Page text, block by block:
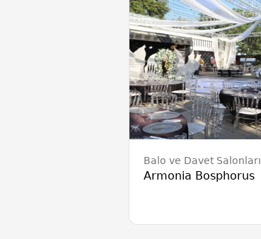
Balo ve Davet Salonları
Armonia Bosphorus